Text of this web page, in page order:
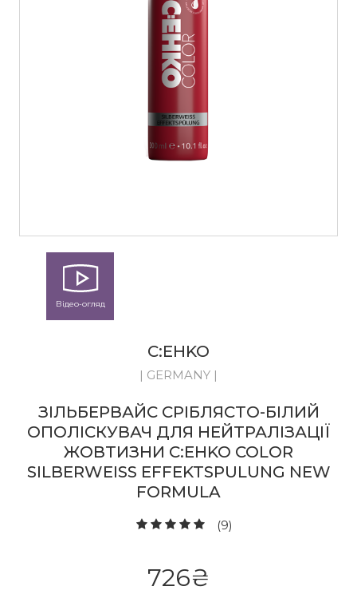
Відео-огляд
C:EHKO
| GERMANY |
ЗІЛЬБЕРВАЙС СРІБЛЯСТО-БІЛИЙ
ОПОЛІСКУВАЧ ДЛЯ НЕЙТРАЛІЗАЦІЇ
ЖОВТИЗНИ C:EHKO COLOR
SILBERWEISS EFFEKTSPULUNG NEW F
ORMULA
(9)
726₴